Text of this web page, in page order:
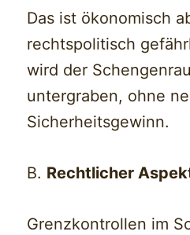
Das ist ökonomisch
rechtspolitisch
wird der
untergraben, ohne
Sicherheitsgewinn.
B. Rechtlicher
Grenzkontrollen im